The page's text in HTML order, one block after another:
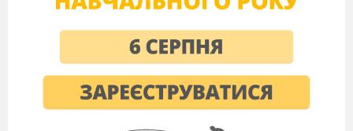
Я тебе чекала роки й роки,
Райдугу снувала з рукава
На твої задумані мороки,